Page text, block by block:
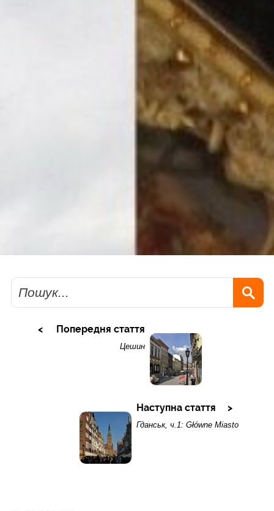
Пошук
Попередня стаття
Цешин
Наступна стаття
Гданськ, ч.1: Główne Miasto